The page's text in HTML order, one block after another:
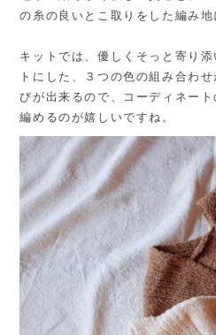
の糸の良いとこ取りをした編み地
キットでは、優しくそっと寄り
トにした、３つの色の組み合わ
びが出来るので、コーディネー
編めるのが嬉しいですね。